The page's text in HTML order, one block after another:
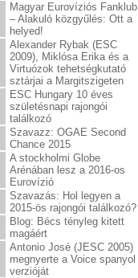
Magyar Eurovíziós Fanklub
– Alakuló közgyűlés: Ott a
helyed!
Alexander Rybak (ESC
2009), Miklósa Erika és a
Virtuózok tehetségkutató
sztárjai a Margitszigeten
ESC Hungary 10 éves
születésnapi rajongói
találkozó
Szavazz: OGAE Second
Chance 2015
A stockholmi Globe
Arénában lesz a 2016-os
Eurovízió
Szavazás: Hol legyen a
2015-ös rajongói találkozó?
Blog: Bécs tényleg kitett
magáért
Antonio José (JESC 2005)
megnyerte a Voice spanyol
verzióját